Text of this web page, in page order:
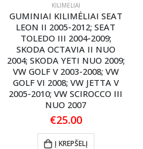
KILIMĖLIAI
GUMINIAI KILIMĖLIAI SEAT
LEON II 2005-2012; SEAT
TOLEDO III 2004-2009;
SKODA OCTAVIA II NUO
2004; SKODA YETI NUO 2009;
VW GOLF V 2003-2008; VW
GOLF VI 2008; VW JETTA V
2005-2010; VW SCIROCCO III
NUO 2007
€25.00
Į KREPŠELĮ